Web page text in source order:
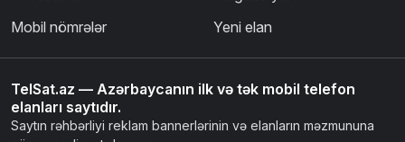
Mobil nömrələr
Yeni elan
TelSat.az — Azərbaycanın ilk və tək mobil telefon
elanları saytıdır.
Saytın rəhbərliyi reklam bannerlərinin və elanların məzmununa